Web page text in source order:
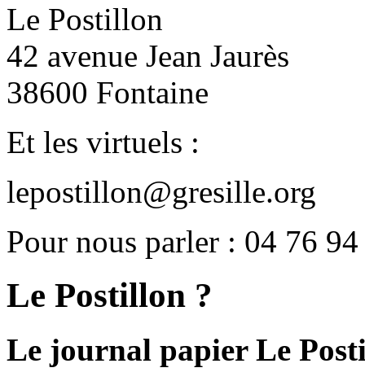
Le Postillon
42 avenue Jean Jaurès
38600 Fontaine
Et les virtuels :
lepostillon@gresille.org
Pour nous parler : 04 76
Le Postillon ?
Le journal papier Le